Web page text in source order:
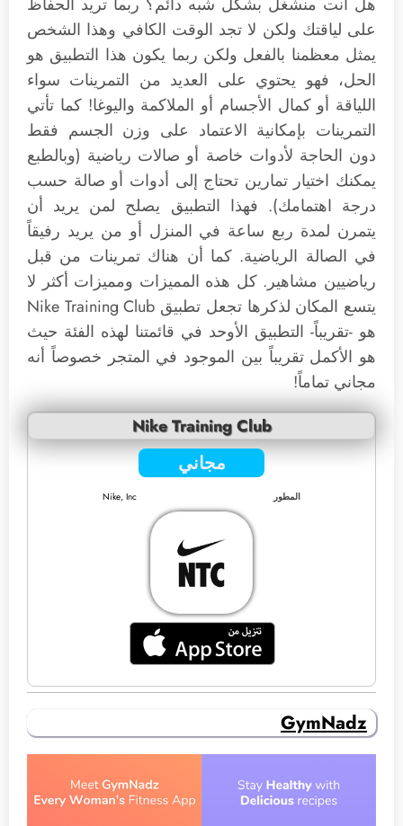
على لياقتك ولكن لا تجد الوقت الكافي وهذا الشخص
يمثل معظمنا بالفعل ولكن ربما يكون هذا التطبيق هو
الحل، فهو يحتوي على العديد من التمرينات سواء
اللياقة أو كمال الأجسام أو الملاكمة واليوغا! كما تأتي
التمرينات بإمكانية الاعتماد على وزن الجسم فقط
دون الحاجة لأدوات خاصة أو صالات رياضية (وبالطبع
يمكنك اختيار تمارين تحتاج إلى أدوات أو صالة حسب
درجة اهتمامك). فهذا التطبيق يصلح لمن يريد أن
يتمرن لمدة ربع ساعة في المنزل أو من يريد رفيقاً
في الصالة الرياضية. كما أن هناك تمرينات من قبل
رياضيين مشاهير. كل هذه المميزات ومميزات أكثر لا
يتسع المكان لذكرها تجعل تطبيق Nike Training Club
هو -تقريباً- التطبيق الأوحد في قائمتنا لهذه الفئة حيث
هو الأكمل تقريباً بين الموجود في المتجر خصوصاً أنه
مجاني تماماً!
Nike Training Club
مجاني
المطور Nike, Inc
GymNadz